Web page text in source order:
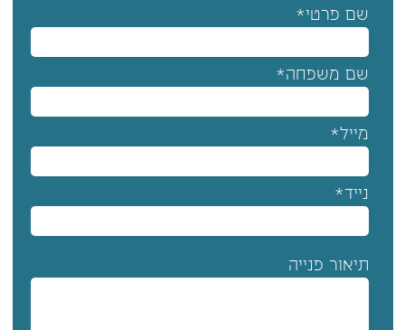
שם פרטי*
שם משפחה*
מייל*
נייד*
תיאור פנייה